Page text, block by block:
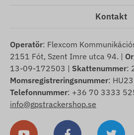
Kontakt
Operatör: Flexcom
2151 Fót, Szent Imre utca 94. |
13-09-172503 | Skattenummer:
Momsregistreringsnummer:
Telefonnummer: +36 70 3333
info@gpstrackershop.se